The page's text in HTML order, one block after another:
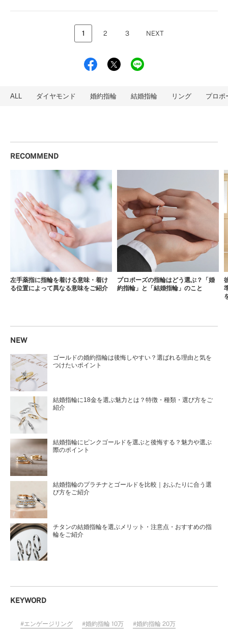
1 2 3 NEXT
ALL ダイヤモンド 婚約指輪 結婚指輪 リング プロポ
RECOMMEND
左手薬指に指輪を着ける意味・着け
る位置によって異なる意味をご紹介
プロポーズの指輪はどう選ぶ？「婚
約指輪」と「結婚指輪」のこと
NEW
ゴールドの婚約指輪は後悔しやすい？選ばれる理由と気を
つけたいポイント
結婚指輪に18金を選ぶ魅力とは？特徴・種類・選び方をご
紹介
結婚指輪にピンクゴールドを選ぶと後悔する？魅力や選ぶ
際のポイント
結婚指輪のプラチナとゴールドを比較｜おふたりに合う選
び方をご紹介
チタンの結婚指輪を選ぶメリット・注意点・おすすめの指
輪をご紹介
KEYWORD
エンゲージリング 婚約指輪 10万 婚約指輪 20万